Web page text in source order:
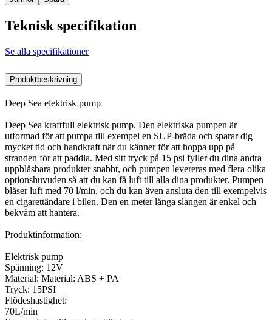
Teknisk specifikation
Se alla specifikationer
Produktbeskrivning
Deep Sea elektrisk pump
Deep Sea kraftfull elektrisk pump. Den elektriska pumpen är
utformad för att pumpa till exempel en SUP-bräda och sparar dig
mycket tid och handkraft när du känner för att hoppa upp på
stranden för att paddla. Med sitt tryck på 15 psi fyller du dina andra
uppblåsbara produkter snabbt, och pumpen levereras med flera olika
optionshuvuden så att du kan få luft till alla dina produkter. Pumpen
blåser luft med 70 l/min, och du kan även ansluta den till exempelvis
en cigarettändare i bilen. Den en meter långa slangen är enkel och
bekväm att hantera.
Produktinformation:
Elektrisk pump
Spänning: 12V
Material: Material: ABS + PA
Tryck: 15PSI
Flödeshastighet:
70L/min